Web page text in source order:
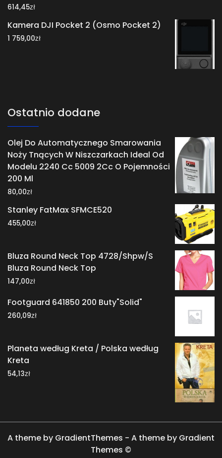
614,45zł
Kamera DJI Pocket 2 (Osmo Pocket 2)
1 759,00zł
Ostatnio dodane
Olej Do Automatycznego Smarowania
Noży Tnących W Niszczarkach Ideal Od
Modelu 2240 Cc 5009 2Cc O Pojemności
200 Ml
80,00zł
Stanley FatMax SFMCE520
455,00zł
Bluza Round Neck Top 4728/Shpw/S
Bluza Round Neck Top
147,00zł
Footguard 641850 200 Buty"Solid"
260,09zł
Planeta według Kreta / Polska według
Kreta
54,13zł
A theme by GradientThemes - A theme by Gradient
Themes ©